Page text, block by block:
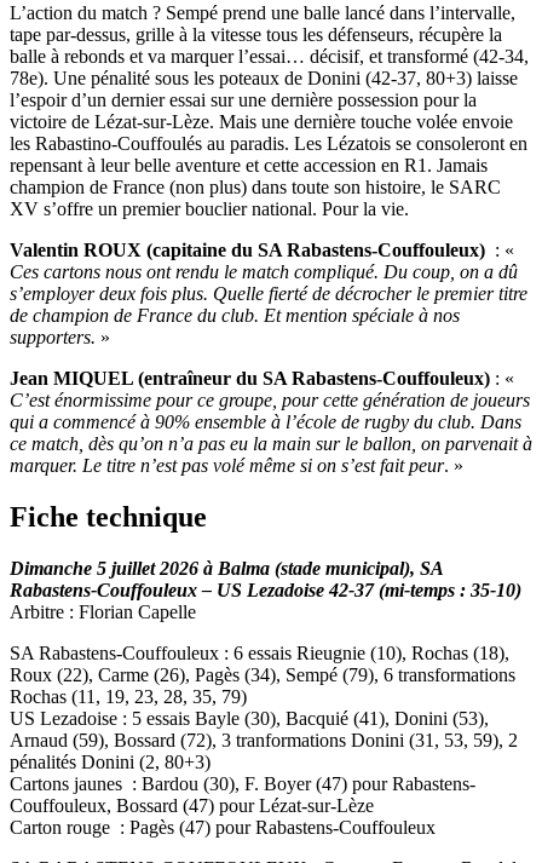
L’action du match ? Sempé prend une balle lancé dans l’intervalle,
tape par-dessus, grille à la vitesse tous les défenseurs, récupère la
balle à rebonds et va marquer l’essai… décisif, et transformé (42-34,
78e). Une pénalité sous les poteaux de Donini (42-37, 80+3) laisse
l’espoir d’un dernier essai sur une dernière possession pour la
victoire de Lézat-sur-Lèze. Mais une dernière touche volée envoie
les Rabastino-Couffoulés au paradis. Les Lézatois se consoleront en
repensant à leur belle aventure et cette accession en R1. Jamais
champion de France (non plus) dans toute son histoire, le SARC
XV s’offre un premier bouclier national. Pour la vie.
Valentin ROUX (capitaine du SA Rabastens-Couffouleux) : «
Ces cartons nous ont rendu le match compliqué. Du coup, on a dû
s’employer deux fois plus. Quelle fierté de décrocher le premier titre
de champion de France du club. Et mention spéciale à nos
supporters. »
Jean MIQUEL (entraîneur du SA Rabastens-Couffouleux) : «
C’est énormissime pour ce groupe, pour cette génération de joueurs
qui a commencé à 90% ensemble à l’école de rugby du club. Dans
ce match, dès qu’on n’a pas eu la main sur le ballon, on parvenait à
marquer. Le titre n’est pas volé même si on s’est fait peur. »
Fiche technique
Dimanche 5 juillet 2026 à Balma (stade municipal), SA
Rabastens-Couffouleux – US Lezadoise 42-37 (mi-temps : 35-10)
Arbitre : Florian Capelle
SA Rabastens-Couffouleux : 6 essais Rieugnie (10), Rochas (18),
Roux (22), Carme (26), Pagès (34), Sempé (79), 6 transformations
Rochas (11, 19, 23, 28, 35, 79)
US Lezadoise : 5 essais Bayle (30), Bacquié (41), Donini (53),
Arnaud (59), Bossard (72), 3 tranformations Donini (31, 53, 59), 2
pénalités Donini (2, 80+3)
Cartons jaunes : Bardou (30), F. Boyer (47) pour Rabastens-
Couffouleux, Bossard (47) pour Lézat-sur-Lèze
Carton rouge : Pagès (47) pour Rabastens-Couffouleux